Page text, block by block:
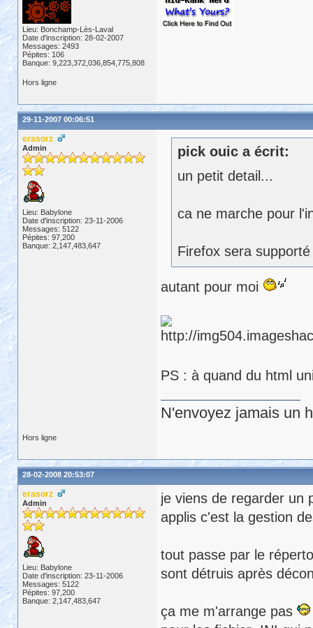
Lieu: Bonchamp-Lès-Laval
Date d'inscription: 28-02-2007
Messages: 2493
Pépites: 106
Banque: 9,223,372,036,854,775,808
Hors ligne
29-11-2007 00:06:51
erasorz
Admin
Lieu: Babylone
Date d'inscription: 23-11-2006
Messages: 5122
Pépites: 97,200
Banque: 2,147,483,647
pick ouic a écrit:
un petit detail...
ca ne marche pour
Firefox sera
autant pour moi
PS : à quand du html
N'envoyez jamais un
Hors ligne
28-02-2008 20:53:07
erasorz
Admin
Lieu: Babylone
Date d'inscription: 23-11-2006
Messages: 5122
Pépites: 97,200
Banque: 2,147,483,647
je viens de regarder un
applis c'est la gestion
tout passe par le
sont détruis après
ça me m'arrange pas